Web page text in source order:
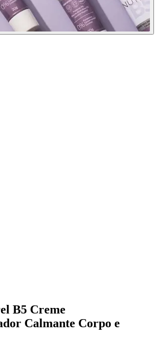
B5 Creme
Calmante Corpo e